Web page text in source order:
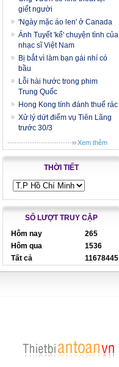
giết người
'Ngày mặc áo len' ở Canada
Ánh Tuyết 'kể' chuyện tình của
nhạc sĩ Việt Nam
Bị bắt vì làm bạn gái nhí có
bầu
Lỗi hài hước trong phim
Trung Quốc
Hong Kong tính đánh thuế rác
Xử lý dứt điểm vụ Tiên Lãng
trước 30/3
Xem thêm
THỜI TIẾT
SỐ LƯỢT TRUY CẬP
Hôm nay
265
Hôm qua
1536
Tất cả
11678445